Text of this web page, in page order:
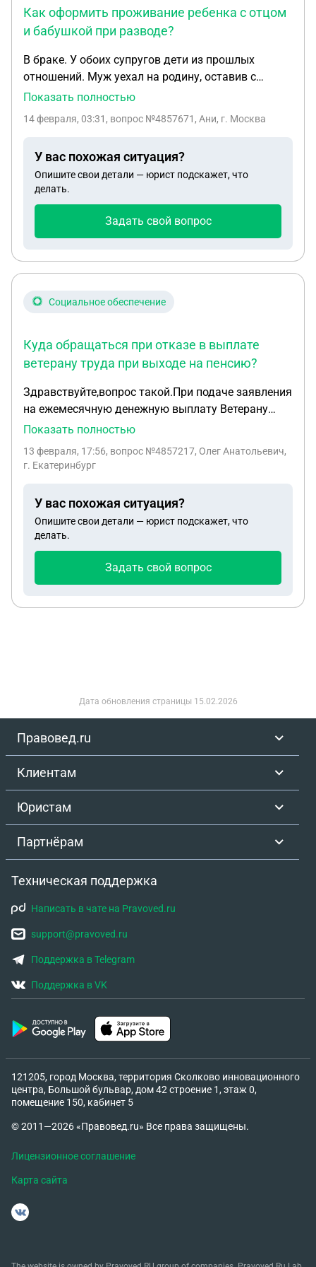
Как оформить проживание ребенка с отцом
и бабушкой при разводе?
В браке. У обоих супругов дети из прошлых
отношений. Муж уехал на родину, оставив с
общим ребенком 15-месячным с мизерным
мизер. Как подготовить документы проживания
осуществляли. Ребенок прописан с отцом. Мне
нужно найти и выйти на работу, чтобы
прокормить сына 10-летнего и ухаживать за
Показать полностью
14 февраля, 03:31 , вопрос №4857671, Ани, г. Москва
У вас похожая ситуация?
Опишите свои детали — юрист подскажет, что
делать.
Задать свой вопрос
Социальное обеспечение
Куда обращаться при отказе в выплате
ветерану труда при выходе на пенсию?
Здравствуйте,вопрос такой.При подаче заявления
на ежемесячную денежную выплату Ветерану
труда(присвоенного в 2015 г.), в 2026 г., в связи с
мотивируя "не соблюдены условия назначения".
удостоверение Ветерана труда. скорее всего
федерального значения. Куда обращаться?
Заранее спасибо.
Показать полностью
13 февраля, 17:56, вопрос №4857217, Олег Анатольевич,
г. Екатеринбург
У вас похожая ситуация?
Опишите свои детали — юрист подскажет, что
делать.
Задать свой вопрос
Дата обновления страницы 15.02.2026
Правовед.ru
Клиентам
Юристам
Партнёрам
Техническая поддержка
Написать в чате на Pravoved.ru
support@pravoved.ru
Поддержка в Telegram
Поддержка в VK
121205, город Москва, территория Сколково инновационного
центра, Большой бульвар, дом 42 строение 1, этаж 0,
помещение 150, кабинет 5
© 2011—2026 «Правовед.ru» Все права защищены.
Лицензионное соглашение
Карта сайта